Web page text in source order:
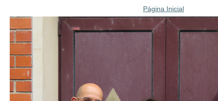
Página Inicial